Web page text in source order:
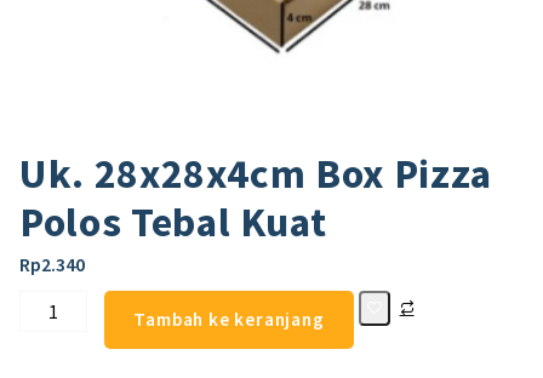
Uk. 28x28x4cm Box Pizza
Polos Tebal Kuat
Rp2.340
Tambah ke keranjang